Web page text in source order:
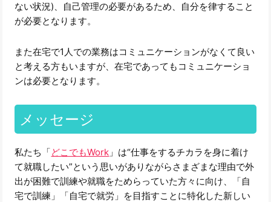
ない状況)、自己管理の必要があるため、自分を律すること
が必要となります。
また在宅で1人での業務はコミュニケーションがなくて良い
と考える方もいますが、在宅であってもコミュニケーショ
ンは必要となります。
メッセージ
私たち「どこでもWork 」は“仕事をするチカラを身に着け
て就職したい”という思いがありながらさまざまな理由で外
出が困難で訓練や就職をためらっていた方々に向け、「自
宅で訓練」「自宅で就労」を目指すことに特化した新しい